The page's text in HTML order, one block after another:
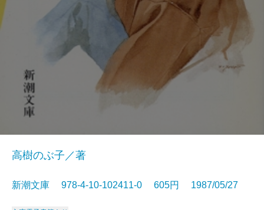
高樹のぶ子／著
新潮文庫 978-4-10-102411-0 605円 1987/05/27